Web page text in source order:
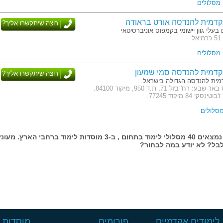
מסלול המשלב עבודה ולימודים עם
שקיבלו הכשרתם במוסדות מחקר
ביותר, מצוידות במכשור מתקדם.
דומה לזו שיתקל בה במקום
להנדסה אורט בראודה
בעלי גוון יישומי בקמפוס אוניברסיטאי
רוצה שיתקשרו אליך?
להנדסה סמי שמעון
להנדסה הגדולה בישראל
כתובת: קמפוס באר שבע: רח' בזל 71, ת.ד 950, מיקוד 84100.
84 מיקוד 77245.
רוצה שיתקשרו אליך?
בעמוד זה נמצאים 40 מסלולי לימוד בתחום , ב-3 מוסדות לימוד ברחבי הארץ.
לא יודע במה לבחור?